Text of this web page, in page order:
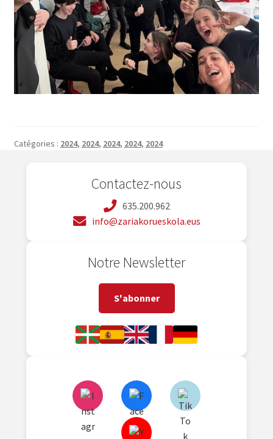
Catégories : 2024, 2024, 2024, 2024, 2024
Contactez-nous
635.200.962
info@zariakorueskola.eus
Notre Newsletter
S'abonner